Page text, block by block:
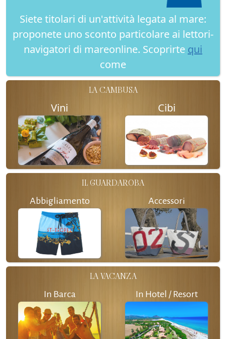
Siete titolari di un'attività legata al mare:
proponete uno sconto particolare ai lettori-
navigatori di mareonline. Scoprirte qui
come
LA CAMBUSA
Vini Cibi
IL GUARDAROBA
Abbigliamento Accessori
LA VACANZA
In Barca In Hotel / Resort